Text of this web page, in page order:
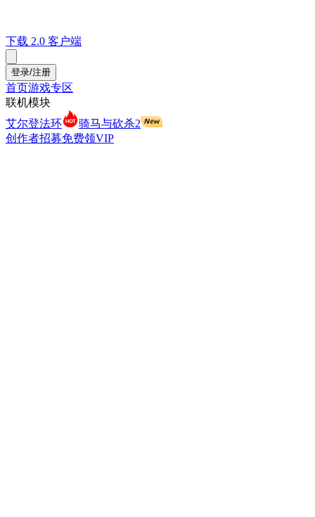
下载 2.0 客户端
登录/注册
首页游戏专区
联机模块
艾尔登法环
骑马与砍杀2
创作者招募免费领VIP